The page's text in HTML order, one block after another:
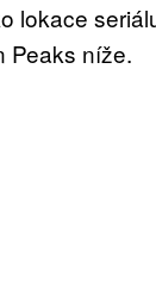
lokace
Peaks níže.